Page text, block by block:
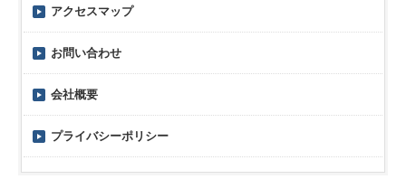
アクセスマップ
お問い合わせ
会社概要
プライバシーポリシー